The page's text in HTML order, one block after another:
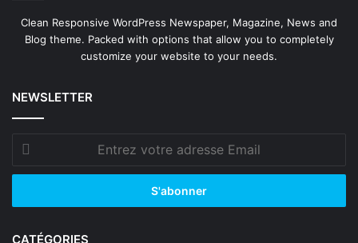
Clean Responsive WordPress Newspaper, Magazine, News and
Blog theme. Packed with options that allow you to completely
customize your website to your needs.
NEWSLETTER
Entrez
votre
adresse
CATÉGORIES